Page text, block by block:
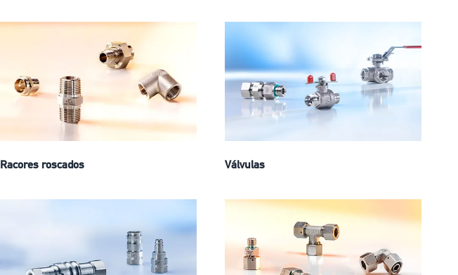
Racores roscados Válvulas